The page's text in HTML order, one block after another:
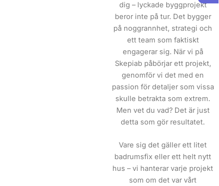
dig – lyckade byggprojekt
beror inte på tur. Det bygger
på noggrannhet, strategi och
ett team som faktiskt
engagerar sig. När vi på
Skepiab påbörjar ett projekt,
genomför vi det med en
passion för detaljer som vissa
skulle betrakta som extrem.
Men vet du vad? Det är just
detta som gör resultatet.
Vare sig det gäller ett litet
badrumsfix eller ett helt nytt
hus – vi hanterar varje projekt
som om det var vårt